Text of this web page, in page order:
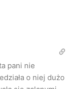
pani nie
o niej dużo